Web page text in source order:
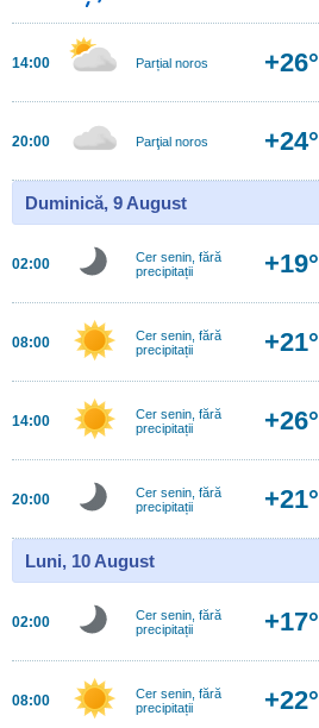
14:00 Parțial noros +26°
20:00 Parţial noros +24°
Duminică, 9 August
02:00
Cer senin, fără
precipitații
+19°
08:00
Cer senin, fără
precipitații
+21°
14:00
Cer senin, fără
precipitații
+26°
20:00
Cer senin, fără
precipitații
+21°
Luni, 10 August
02:00
Cer senin, fără
precipitații
+17°
08:00
Cer senin, fără
precipitații
+22°